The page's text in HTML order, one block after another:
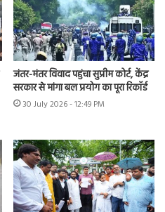
जंतर-मंतर विवाद पहुंचा सुप्रीम कोर्ट, केंद्र
सरकार से मांगा बल प्रयोग का पूरा रिकॉर्ड
30 July 2026 - 12:49 PM